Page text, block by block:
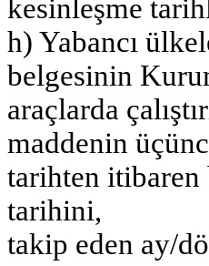
kesinleşme
h) Yabancı
belgesinin
araçlarda
maddenin
tarihten itibaren
tarihini,
takip eden ay/